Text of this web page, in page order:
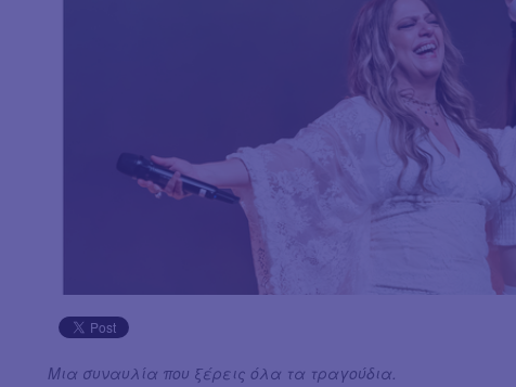
Μια συναυλία που ξέρεις όλα τα τραγούδια.